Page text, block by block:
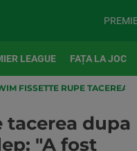
LEAGUE FAȚA LA JOC
FISSETTE RUPE TACEREA
tacerea dupa
"A fost